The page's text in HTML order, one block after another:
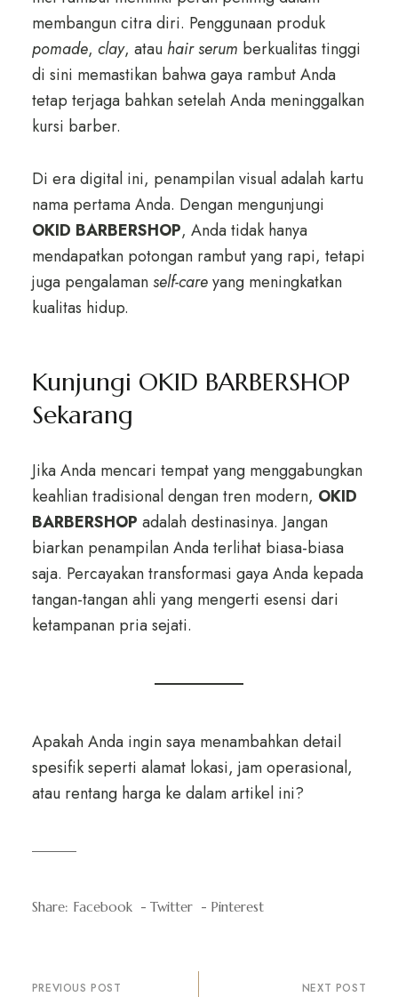
membangun citra diri. Penggunaan produk
pomade, clay, atau hair serum berkualitas tinggi
di sini memastikan bahwa gaya rambut Anda
tetap terjaga bahkan setelah Anda meninggalkan
kursi barber.
Di era digital ini, penampilan visual adalah kartu
nama pertama Anda. Dengan mengunjungi
OKID BARBERSHOP, Anda tidak hanya
mendapatkan potongan rambut yang rapi, tetapi
juga pengalamanself-careyang meningkatkan
kualitas hidup.
Kunjungi OKID BARBERSHOP
Sekarang
Jika Anda mencari tempat yang menggabungkan
keahlian tradisional dengan tren modern, OKID
BARBERSHOP adalah destinasinya. Jangan
biarkan penampilan Anda terlihat biasa-biasa
saja. Percayakan transformasi gaya Anda kepada
tangan-tangan ahli yang mengerti esensi dari
ketampanan pria sejati.
Apakah Anda ingin saya menambahkan detail
spesifik seperti alamat lokasi, jam operasional,
atau rentang harga ke dalam artikel ini?
Share: Facebook Twitter Pinterest
PREVIOUS POST NEXT POST